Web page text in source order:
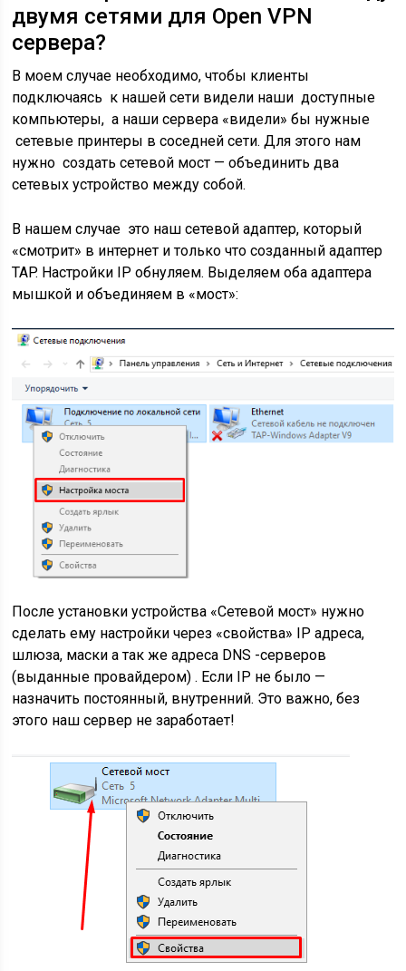
двумя сетями для Open VPN
сервера?
В моем случае необходимо, чтобы клиенты
подключаясь к нашей сети видели наши доступные
компьютеры, а наши сервера «видели» бы нужные
сетевые принтеры в соседней сети. Для этого нам
нужно создать сетевой мост — объединить два
сетевых устройство между собой.
В нашем случае это наш сетевой адаптер, который
«смотрит» в интернет и только что созданный адаптер
TAP. Настройки IP обнуляем. Выделяем оба адаптера
мышкой и объединяем в «мост»:
После установки устройства «Сетевой мост» нужно
сделать ему настройки через «свойства» IP адреса,
шлюза, маски а так же адреса DNS -серверов
(выданные провайдером) . Если IP не было —
назначить постоянный, внутренний. Это важно, без
этого наш сервер не заработает!